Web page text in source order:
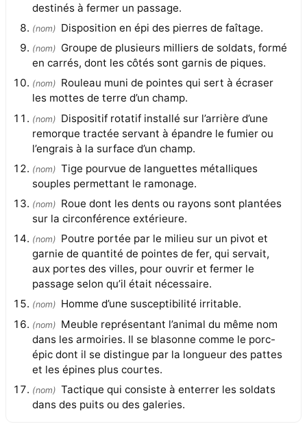
destinés à fermer un passage.
(nom) Disposition en épi des pierres de faîtage.
(nom) Groupe de plusieurs milliers de soldats, formé
en carrés, dont les côtés sont garnis de piques.
(nom) Rouleau muni de pointes qui sert à écraser
les mottes de terre d’un champ.
(nom) Dispositif rotatif installé sur l’arrière d’une
remorque tractée servant à épandre le fumier ou
l’engrais à la surface d’un champ.
(nom) Tige pourvue de languettes métalliques
souples permettant le ramonage.
(nom) Roue dont les dents ou rayons sont plantées
sur la circonférence extérieure.
(nom) Poutre portée par le milieu sur un pivot et
garnie de quantité de pointes de fer, qui servait,
aux portes des villes, pour ouvrir et fermer le
passage selon qu’il était nécessaire.
(nom) Homme d’une susceptibilité irritable.
(nom) Meuble représentant l’animal du même nom
dans les armoiries. Il se blasonne comme le porc-
épic dont il se distingue par la longueur des pattes
et les épines plus courtes.
(nom) Tactique qui consiste à enterrer les soldats
dans des puits ou des galeries.